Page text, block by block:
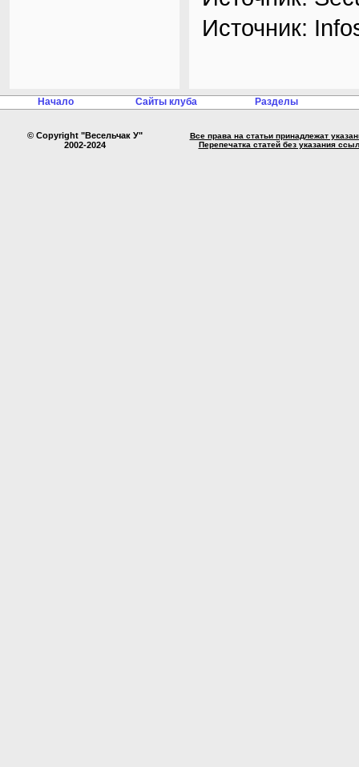
Источник:
Начало Сайты клуба Разделы
© Copyright "Весельчак У"
2002-2024
Все права на статьи принадлежат
Перепечатка статей без указания